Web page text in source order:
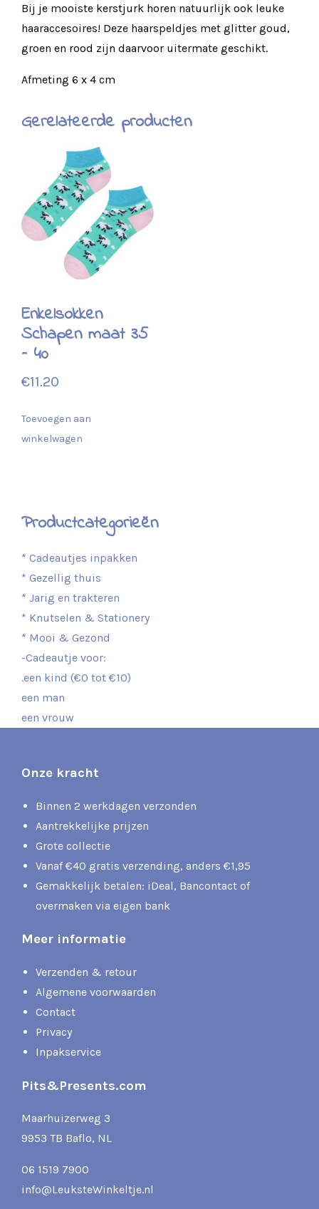
Bij je mooiste kerstjurk horen natuurlijk ook leuke
haaraccesoires! Deze haarspeldjes met glitter goud,
groen en rood zijn daarvoor uitermate geschikt.
Afmeting 6 x 4 cm
Gerelateerde producten
Enkelsokken
Schapen maat 35
– 40
€11.20
Toevoegen aan
winkelwagen
Productcategorieën
* Cadeautjes inpakken
* Gezellig thuis
* Jarig en trakteren
* Knutselen & Stationery
* Mooi & Gezond
-Cadeautje voor:
.een kind (€0 tot €10)
een man
een vrouw
Onze kracht
Binnen 2 werkdagen verzonden
Aantrekkelijke prijzen
Grote collectie
Vanaf €40 gratis verzending, anders €1,95
Gemakkelijk betalen: iDeal, Bancontact of
overmaken via eigen bank
Meer informatie
Verzenden & retour
Algemene voorwaarden
Contact
Privacy
Inpakservice
Pits&Presents.com
Maarhuizerweg 3
9953 TB Baflo, NL
06 1519 7900
info@LeuksteWinkeltje.nl